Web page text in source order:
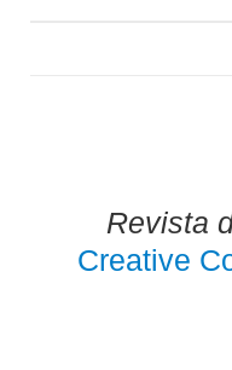
Revista
Creative